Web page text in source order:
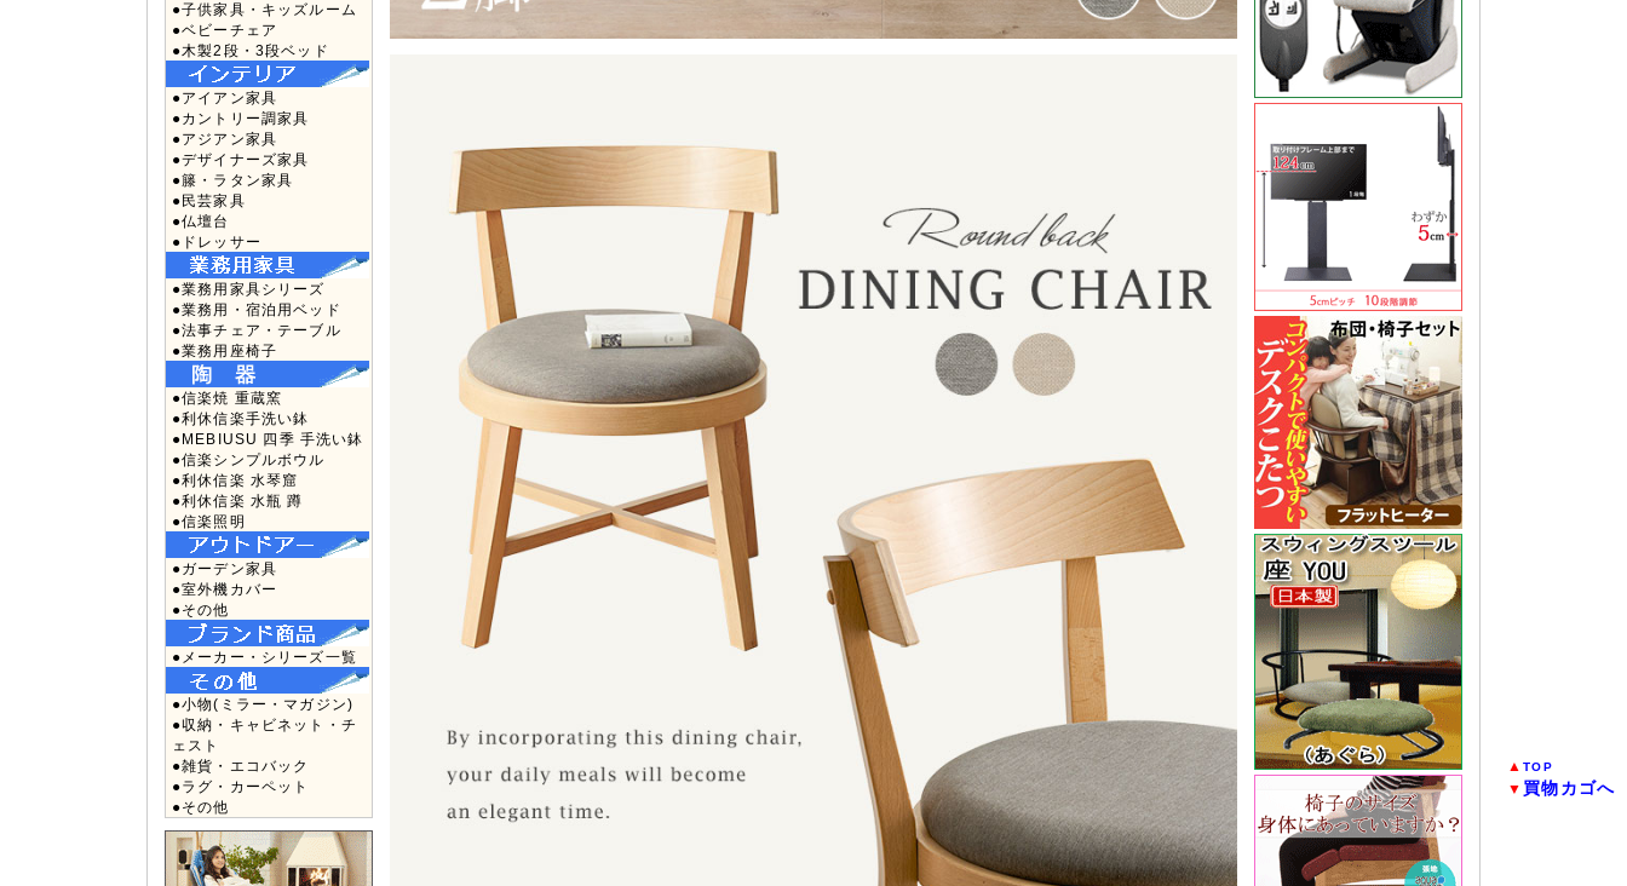
●子供家具・キッズルーム
●ベビーチェア
●木製2段・3段ベッド
●アイアン家具
●カントリー調家具
●アジアン家具
●デザイナーズ家具
●籐・ラタン家具
●民芸家具
●仏壇台
●ドレッサー
●業務用家具シリーズ
●業務用・宿泊用ベッド
●法事チェア・テーブル
●業務用座椅子
●信楽焼 重蔵窯
●利休信楽手洗い鉢
●MEBIUSU 四季 手洗い鉢
●信楽シンプルボウル
●利休信楽 水琴窟
●利休信楽 水瓶 蹲
●信楽照明
●ガーデン家具
●室外機カバー
●その他
●メーカー・シリーズ一覧
●小物(ミラー・マガジン)
●収納・キャビネット・チ
ェスト
●雑貨・エコバック
●ラグ・カーペット
●その他
▲TOP
▼ 買物カゴへ